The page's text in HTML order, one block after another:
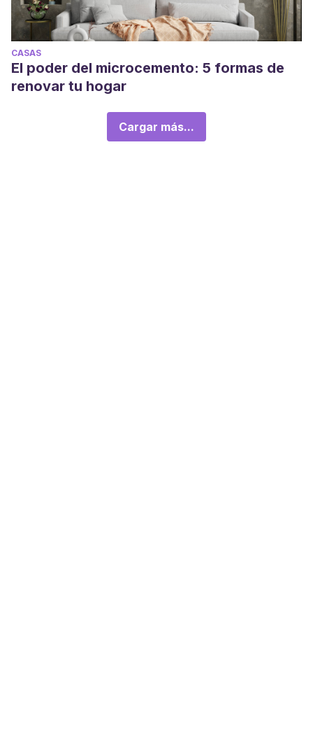
CASAS
El poder del microcemento: 5 formas de
renovar tu hogar
Cargar más...